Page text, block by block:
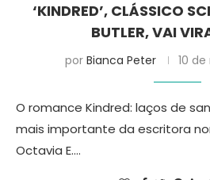
‘KINDRED’, CLÁSSICO
BUTLER, VAI
por Bianca Peter 10
O romance Kindred: laços de
mais importante da escritora
Octavia E.…